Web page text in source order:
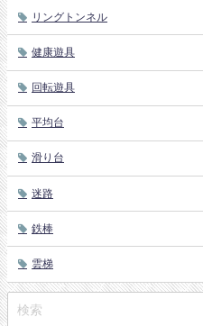
リングトンネル
健康遊具
回転遊具
平均台
滑り台
迷路
鉄棒
雲梯